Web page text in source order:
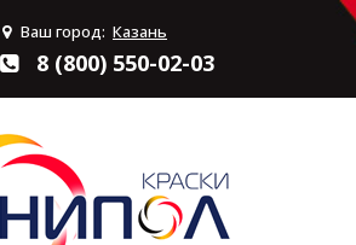
Ваш город: Казань
8 (800) 550-02-03